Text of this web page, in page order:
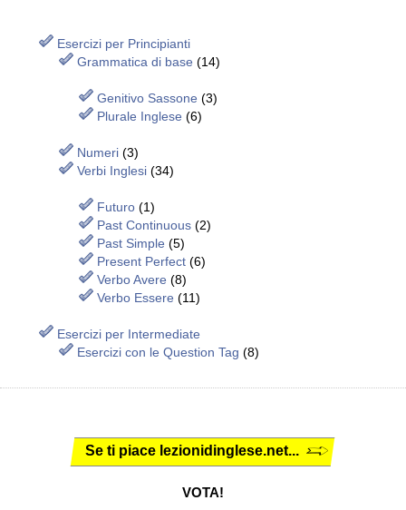
Esercizi per Principianti
Grammatica di base (14)
Genitivo Sassone (3)
Plurale Inglese (6)
Numeri(3)
Verbi Inglesi(34)
Futuro(1)
Past Continuous(2)
Past Simple (5)
Present Perfect(6)
Verbo Avere (8)
Verbo Essere (11)
Esercizi per Intermediate
Esercizi con le Question Tag (8)
Se ti piace lezionidinglese.net...
VOTA!